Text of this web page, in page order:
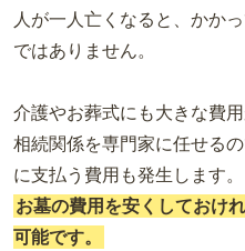
人が一人亡くなると、かか
ではありません。
介護やお葬式にも大きな費用
相続関係を専門家に任せる
に支払う費用も発生します。
お墓の費用を安くしておけ
可能です。